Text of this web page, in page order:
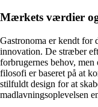
Mærkets værdier
Gastronoma er kendt for
innovation. De stræber
forbrugernes behov, men
filosofi er baseret på at
stilfuldt design for at
madlavningsoplevelsen